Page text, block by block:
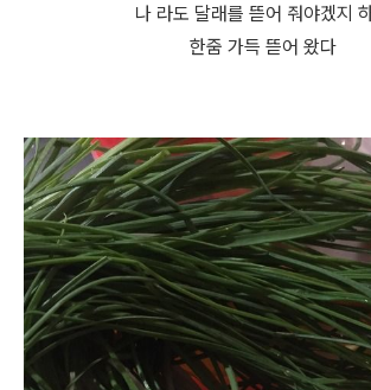
나 라도 달래를 뜯어 줘야겠지
한줌 가득 뜯어 왔다